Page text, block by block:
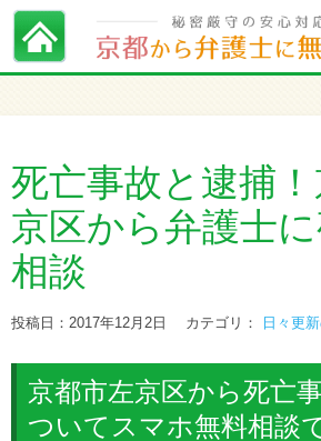
死亡事故と逮捕
京区から弁護士
相談
投稿日：2017年12月2日 カテゴリ： 日々更
京都市左京区から死亡
ついてスマホ無料相談